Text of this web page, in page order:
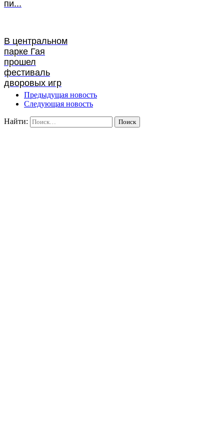
пи...
В центральном
парке Гая
прошел
фестиваль
дворовых игр
Предыдущая новость
Следующая новость
Найти: